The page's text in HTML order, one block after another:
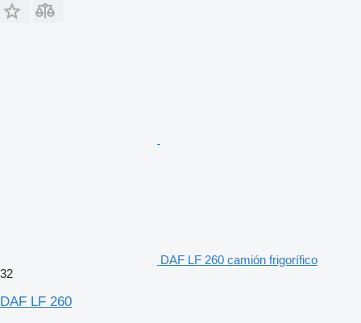
DAF LF 260 camión frigorífico
32
DAF LF 260